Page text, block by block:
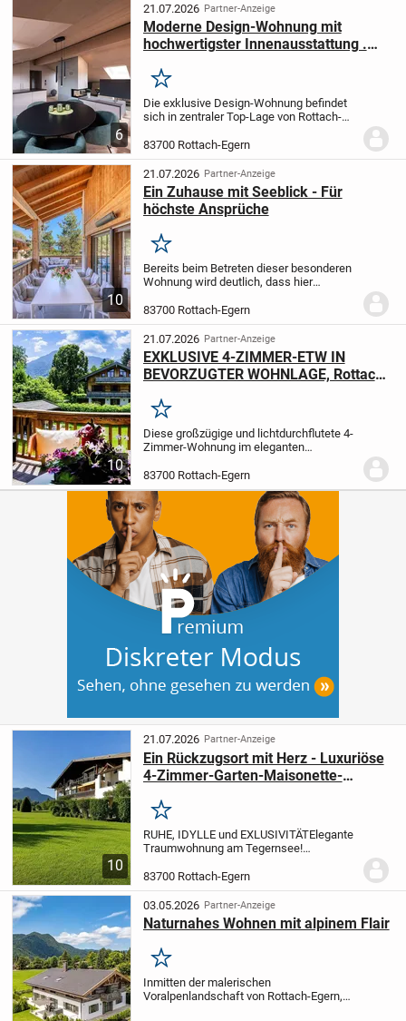
Diese ca. 78 m²...
6
21.07.2026 Partner-Anzeige
Moderne Design-Wohnung mit
hochwertigster Innenausstattung .
Merken
Die exklusive Design-Wohnung befindet
sich in zentraler Top-Lage von Rottach-
Das im Jahr 2024 fertiggestellte
Mehrfamilien-Landhaus mit lediglich
sieben...
83700 Rottach-Egern
10
21.07.2026 Partner-Anzeige
Ein Zuhause mit Seeblick - Für
höchste Ansprüche
Merken
Bereits beim Betreten dieser besonderen
Wohnung wird deutlich, dass hier
auf höchstem Niveau vereint wurden. Der
repräsentative Eingangsbereich empfängt
Sie mit...
83700 Rottach-Egern
10
21.07.2026 Partner-Anzeige
EXKLUSIVE 4-ZIMMER-ETW IN
BEVORZUGTER WOHNLAGE, Rottach-
Merken
Diese großzügige und lichtdurchflutete 4-
Zimmer-Wohnung im eleganten
Obergeschoss eines traditionellen
Mehrfamilienhauses mit nur fünf
Einheiten - angenehm überschaubar...
83700 Rottach-Egern
10
21.07.2026 Partner-Anzeige
Ein Rückzugsort mit Herz - Luxuriöse
4-Zimmer-Garten-Maisonette-
Merken
RUHE, IDYLLE und EXLUSIVITÄTElegante
Traumwohnung am Tegernsee!
vereinbaren Sie einen
Besichtigungstermin, ich freue mich auf
Ihre schriftliche Kontaktaufnahme.
83700 Rottach-Egern
03.05.2026 Partner-Anzeige
Naturnahes Wohnen mit alpinem Flair
Merken
Inmitten der malerischen
Voralpenlandschaft von Rottach-Egern,